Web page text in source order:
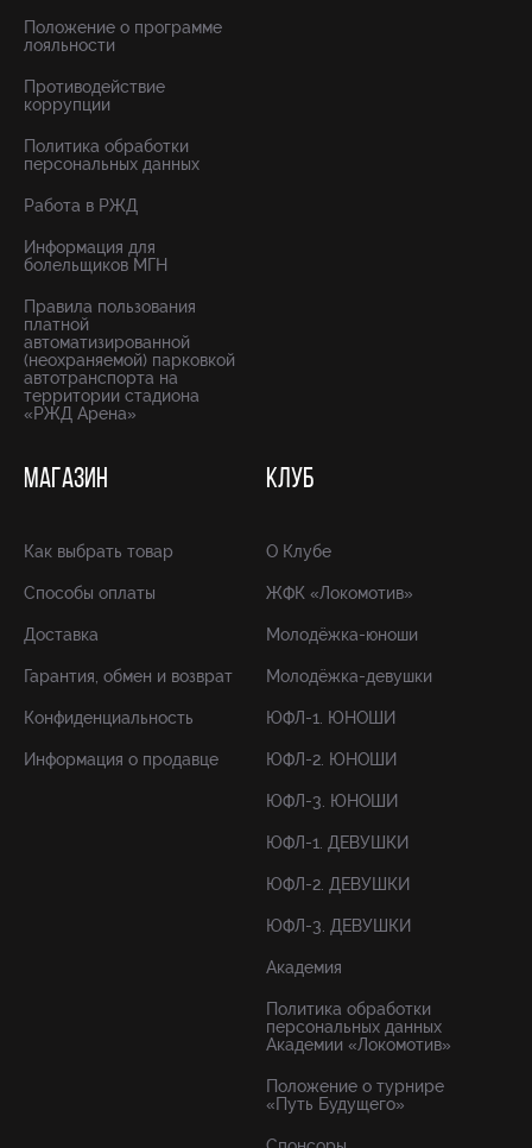
Положение о программе
лояльности
Противодействие
коррупции
Политика обработки
персональных данных
Работа в РЖД
Информация для
болельщиков МГН
Правила пользования
платной
автоматизированной
(неохраняемой) парковкой
автотранспорта на
территории стадиона
«РЖД Арена»
МАГАЗИН
Как выбрать товар
Способы оплаты
Доставка
Гарантия, обмен и возврат
Конфиденциальность
Информация о продавце
КЛУБ
О Клубе
ЖФК «Локомотив»
Молодёжка-юноши
Молодёжка-девушки
ЮФЛ-1. ЮНОШИ
ЮФЛ-2. ЮНОШИ
ЮФЛ-3. ЮНОШИ
ЮФЛ-1. ДЕВУШКИ
ЮФЛ-2. ДЕВУШКИ
ЮФЛ-3. ДЕВУШКИ
Академия
Политика обработки
персональных данных
Академии «Локомотив»
Положение о турнире
«Путь Будущего»